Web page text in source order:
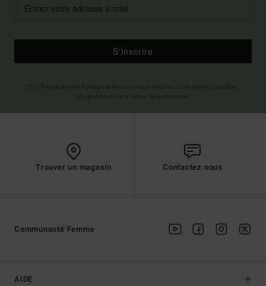
S'inscrire
Trouver un magasin Contactez nous
AIDE
Communauté Femme